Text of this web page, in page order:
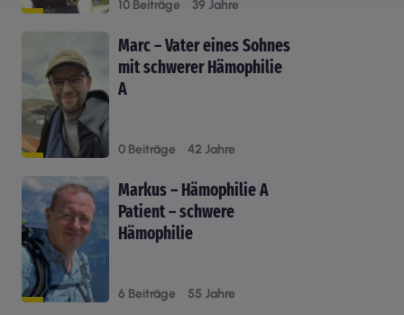
10 Beiträge 39 Jahre
Marc – Vater eines Sohnes
mit schwerer Hämophilie
A
0 Beiträge 42 Jahre
Markus – Hämophilie A
Patient – schwere
Hämophilie
6 Beiträge 55 Jahre